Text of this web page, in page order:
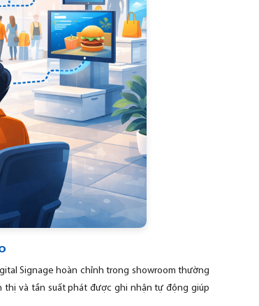
Signage hoàn chỉnh trong showroom thường
thị và tần suất phát được ghi nhận tự động giúp